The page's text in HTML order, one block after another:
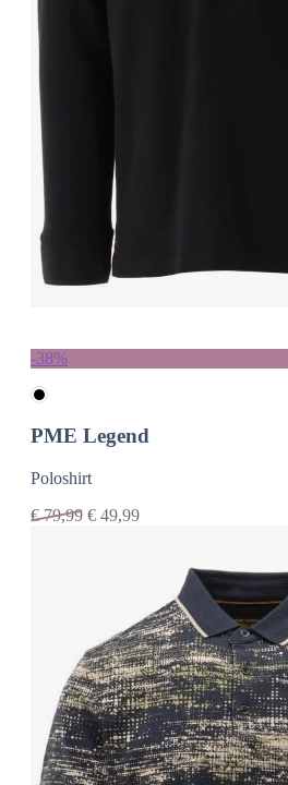
-38%
PME Legend
Poloshirt
€79,99 € 49,99